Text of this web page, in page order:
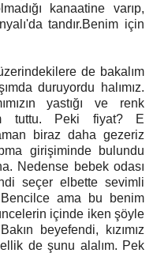
kanaatine varıp,
tandır.Benim için
de bakalım
duruyordu halımız.
yastığı ve renk
tuttu. Peki fiyat? E
biraz daha gezeriz
girişiminde bulundu
Nedense bebek odası
seçer elbette sevimli
Bencilce ama bu benim
içinde iken şöyle
beyefendi, kızımız
de şunu alalım. Pek